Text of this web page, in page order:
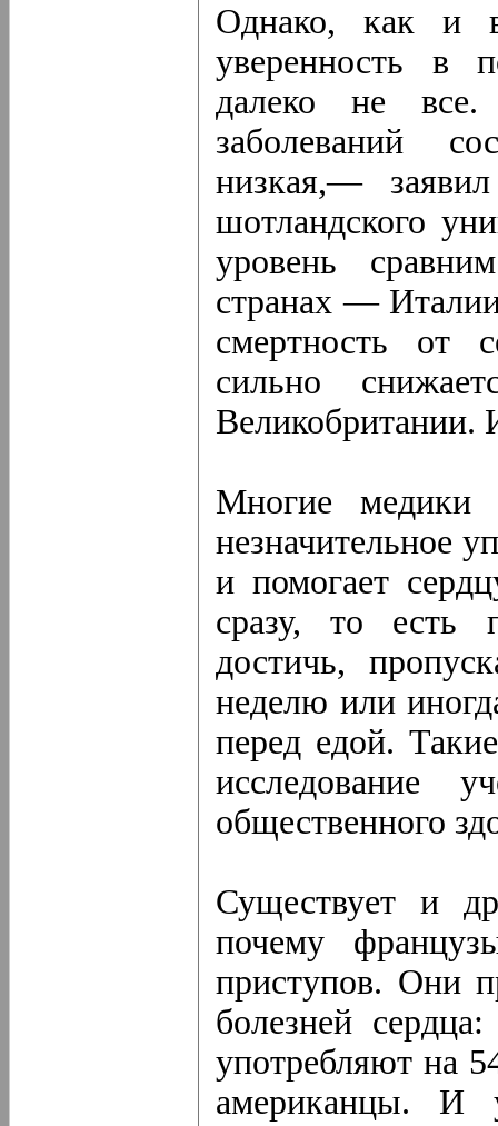
Однако, как и
уверенность в
далеко не
заболеваний
низкая,—
шотландского
уровень
странах —
смертность от
сильно
Великобритании.
Многие
незначительное
и помогает
сразу, то есть
достичь,
неделю или
перед едой.
исследование
общественного
Существует и
почему
приступов. Они
болезней
употребляют на
американцы. И